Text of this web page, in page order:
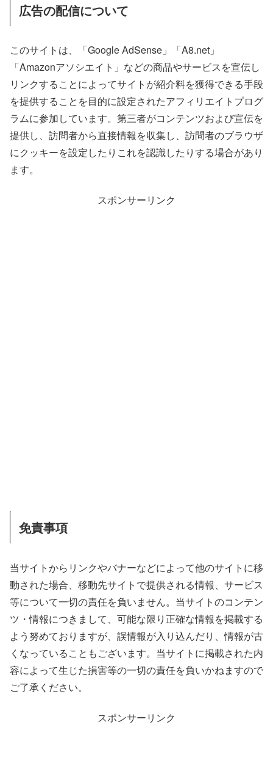
広告の配信について
このサイトは、「Google AdSense」「A8.net」
「Amazonアソシエイト」などの商品やサービスを宣伝し
リンクすることによってサイトが紹介料を獲得できる手段
を提供することを目的に設定されたアフィリエイトプログ
ラムに参加しています。第三者がコンテンツおよび宣伝を
提供し、訪問者から直接情報を収集し、訪問者のブラウザ
にクッキーを設定したりこれを認識したりする場合があり
ます。
スポンサーリンク
免責事項
当サイトからリンクやバナーなどによって他のサイトに移
動された場合、移動先サイトで提供される情報、サービス
等について一切の責任を負いません。当サイトのコンテン
ツ・情報につきまして、可能な限り正確な情報を掲載する
よう努めておりますが、誤情報が入り込んだり、情報が古
くなっていることもございます。当サイトに掲載された内
容によって生じた損害等の一切の責任を負いかねますので
ご了承ください。
スポンサーリンク